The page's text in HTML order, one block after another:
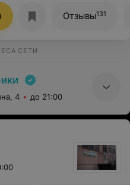
больно даже с
Отзывы131
СЕТИ
4 до 21:00